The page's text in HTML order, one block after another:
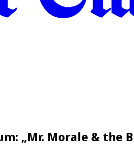
„Mr. Morale & the